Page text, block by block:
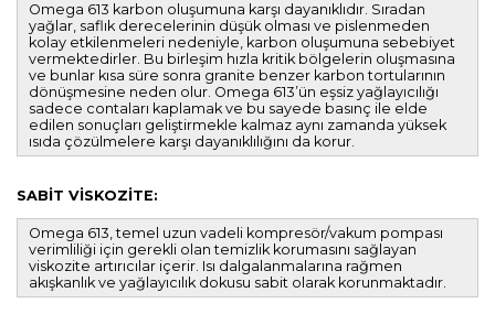
Omega 613 karbon oluşumuna karşı dayanıklıdır. Sıradan
yağlar, saflık derecelerinin düşük olması ve pislenmeden
kolay etkilenmeleri nedeniyle, karbon oluşumuna sebebiyet
vermektedirler. Bu birleşim hızla kritik bölgelerin oluşmasına
ve bunlar kısa süre sonra granite benzer karbon tortularının
dönüşmesine neden olur. Omega 613’ün eşsiz yağlayıcılığı
sadece contaları kaplamak ve bu sayede basınç ile elde
edilen sonuçları geliştirmekle kalmaz aynı zamanda yüksek
ısıda çözülmelere karşı dayanıklılığını da korur.
SABİT VİSKOZİTE:
Omega 613, temel uzun vadeli kompresör/vakum pompası
verimliliği için gerekli olan temizlik korumasını sağlayan
viskozite artırıcılar içerir. Isı dalgalanmalarına rağmen
akışkanlık ve yağlayıcılık dokusu sabit olarak korunmaktadır.